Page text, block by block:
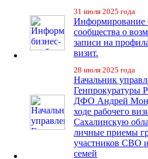
31 июля 2025 года
Информирование
сообщества о
записи на
визит.
28 июля 2025 года
Начальник
Генпрокуратуры
ДФО Андрей
ходе рабочего
Сахалинскую
личные приемы
участников СВО
семей